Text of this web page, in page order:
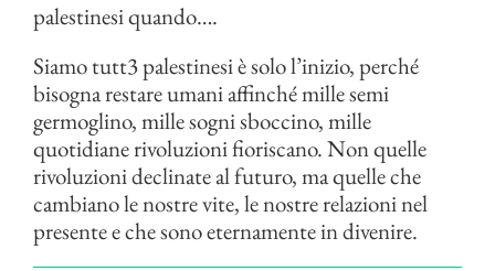
palestinesi quando….
Siamo tutt3 palestinesi è solo l’inizio, perché
bisogna restare umani affinché mille semi
germoglino, mille sogni sboccino, mille
quotidiane rivoluzioni fioriscano. Non quelle
rivoluzioni declinate al futuro, ma quelle che
cambiano le nostre vite, le nostre relazioni nel
presente e che sono eternamente in divenire.